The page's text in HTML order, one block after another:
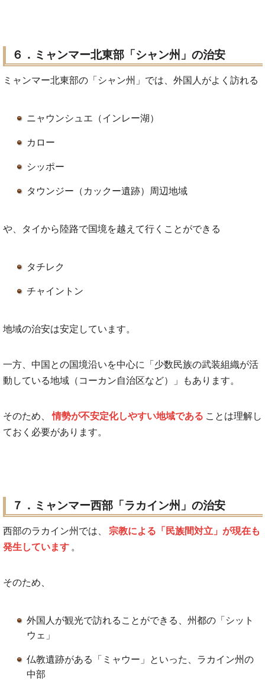
６．ミャンマー北東部「シャン州」の治安
ミャンマー北東部の「シャン州」では、外国人がよく訪れる
ニャウンシュエ（インレー湖）
カロー
シッポー
タウンジー（カックー遺跡）周辺地域
や、タイから陸路で国境を越えて行くことができる
タチレク
チャイントン
地域の治安は安定しています。
一方、中国との国境沿いを中心に「少数民族の武装組織が活
動している地域（コーカン自治区など）」もあります。
そのため、 情勢が不安定化しやすい地域である ことは理解し
ておく必要があります。
７．ミャンマー西部「ラカイン州」の治安
西部のラカイン州では、
宗教による「民族間対立」が現在も
発生しています 。
そのため、
外国人が観光で訪れることができる、州都の「シット
ウェ」
仏教遺跡がある「ミャウー」といった、ラカイン州の
中部